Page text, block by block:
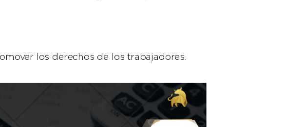
los derechos de los trabajadores.